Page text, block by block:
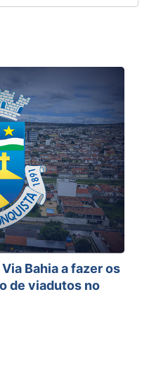
Bahia a fazer os
de viadutos no